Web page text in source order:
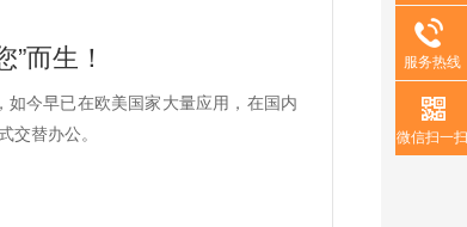
而生！
今早已在欧美国家大量应用，在国内
替办公。
服务热线
微信扫一扫